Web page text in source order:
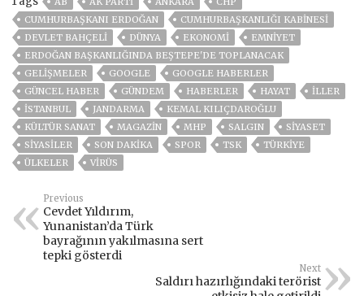
CUMHURBAŞKANI ERDOĞAN
CUMHURBAŞKANLIĞI KABINESI
DEVLET BAHÇELİ
DÜNYA EKONOMİ
EMNİYET
ERDOĞAN BAŞKANLIĞINDA BEŞTEPE'DE TOPLANACAK
GELIŞMELER
GOOGLE
GOOGLE HABERLER
GÜNCEL HABER
GÜNDEM HABERLER HAYAT
İLLER
ISTANBUL
JANDARMA
KEMAL KILIÇDAROĞLU
KÜLTÜR SANAT
MAGAZİN MHP SALGIN
SİYASET
SİYASİLER
SON DAKIKA SPOR TSK
TÜRKİYE
ÜLKELER
VIRÜS
Previous
Cevdet Yıldırım,
Yunanistan’da Türk
bayrağının yakılmasına sert
tepki gösterdi
Next
Saldırı hazırlığındaki terörist